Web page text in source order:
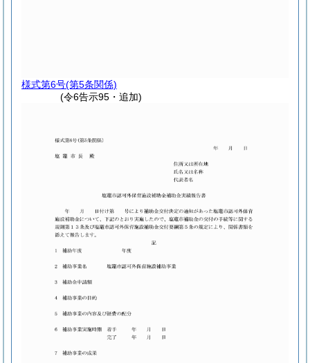
様式第6号(第5条関係)
(令6告示95・追加)